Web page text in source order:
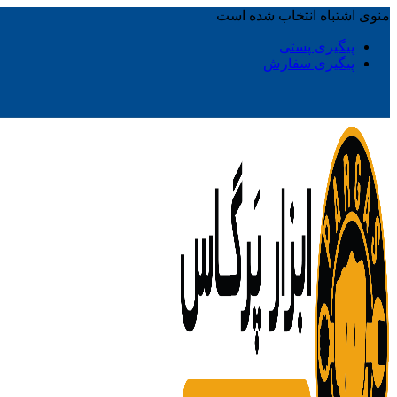
منوی اشتباه انتخاب شده است
پیگیری پستی
پیگیری سفارش